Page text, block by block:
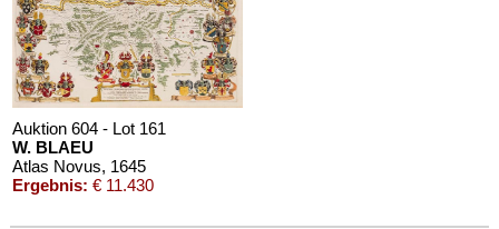
Auktion 604 - Lot 161
W. BLAEU
Atlas Novus, 1645
Ergebnis: € 11.430